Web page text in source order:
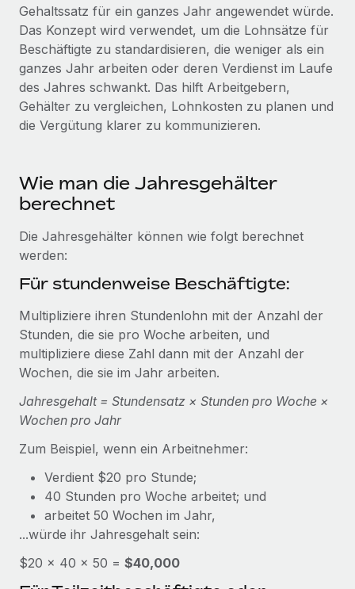
Globales Onboarding und Verwalten von
Freelancer:innen
PEO
Auslagern von komplexen HR-Aufgaben
INFRASTRUKTUR
Nahtlose Integration der HR in bestehende Abläufe
Plattform
Verknüpfen
Verknüpfung beliebiger KI-Tools mit Remote über unser
Integrationen
Prozessoptimierung mit unverzichtbaren Business-
Tools
DIENSTLEISTUNGEN
Frag unsere Expert:innen
Background-Checks
Einfacheres Bewerber:innen-Screening
Compliance Watchtower
Lückenlose Compliance
WACHSTUMSPHASE
Startups
Agile HR- und Payroll-Lösungen für wachsende
Unternehmen
vergrößern
Enterprise
Globale HR für Konzerne und Großunternehmen
PARTNER WERDEN
Strategische Technologiepartner
Flexible Einbettung von Global-HR-Funktionen in deine
Plattform
Partner werden
Entdecke die Möglichkeiten einer Partnerschaft
Remote Build
Beratung zu Integrationen und KI-Automatisierung
FALLSTUDIEN
So hat der KI-Vorreiter Weaviate sein Team mit
Remote um 120 % vergrößert
Gesamtbeschäftigungskosten
Honorarzahlungen berechnen
Informationen zu möglichen Währungen und
Abwicklungsfristen für globale Freelancer:innen
Fallstudien
HR-Glossar
Checklisten und Vorlagen
Webinare
Events
Informationen zu Gehältern und Qualifikationen
Insights Center
Hol dir Unterstützung
Alle Ressourcen anzeigen
Nederlands
Français
Deutsch
Italiano
日本語
中文（简体）
Anmelden
Gehaltssatz für ein ganzes Jahr angewendet würde.
Das Konzept wird verwendet, um die Lohnsätze für
Beschäftigte zu standardisieren, die weniger als ein
ganzes Jahr arbeiten oder deren Verdienst im Laufe
des Jahres schwankt. Das hilft Arbeitgebern,
Gehälter zu vergleichen, Lohnkosten zu planen und
die Vergütung klarer zu kommunizieren.
Wie man die Jahresgehälter
berechnet
Die Jahresgehälter können wie folgt berechnet
werden:
Für stundenweise Beschäftigte:
Multipliziere ihren Stundenlohn mit der Anzahl der
Stunden, die sie pro Woche arbeiten, und
multipliziere diese Zahl dann mit der Anzahl der
Wochen, die sie im Jahr arbeiten.
Jahresgehalt = Stundensatz × Stunden pro Woche ×
Wochen pro Jahr
Zum Beispiel, wenn ein Arbeitnehmer:
Verdient $20 pro Stunde;
40 Stunden pro Woche arbeitet; und
arbeitet 50 Wochen im Jahr,
...würde ihr Jahresgehalt sein:
$20 × 40 × 50 = $40,000